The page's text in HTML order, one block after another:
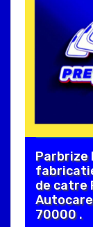
Parbrize
de catre
Autocare
70000 .